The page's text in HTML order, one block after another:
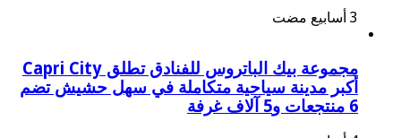
مجموعة بيك الباتروس للفنادق تطلق Capri City
أكبر مدينة سياحية متكاملة في سهل حشيش تضم
6 منتجعات و5 آلاف غرفة